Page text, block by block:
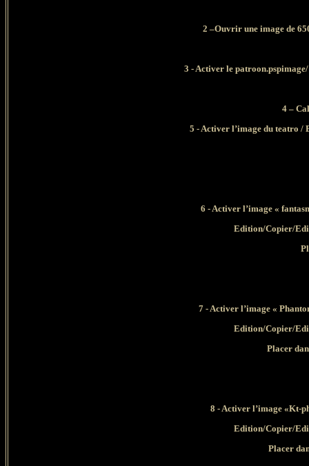
2 –Ouvrir une image de
3 - Activer le
4 –
5 - Activer l’image du teatro
6 - Activer l’image «
Edition/Copier/
7 - Activer l’image «
Edition/Copier/
Placer
8 - Activer l’image «Kt-
Edition/Copier/
Placer